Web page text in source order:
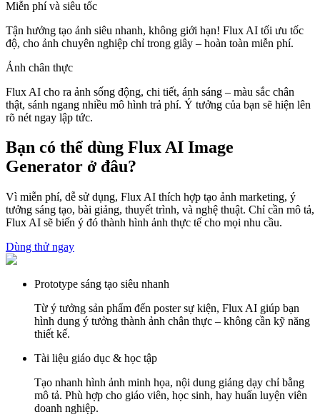
Miễn phí và siêu tốc
Tận hưởng tạo ảnh siêu nhanh, không giới hạn! Flux AI tối ưu tốc
độ, cho ảnh chuyên nghiệp chỉ trong giây – hoàn toàn miễn phí.
Ảnh chân thực
Flux AI cho ra ảnh sống động, chi tiết, ánh sáng – màu sắc chân
thật, sánh ngang nhiều mô hình trả phí. Ý tưởng của bạn sẽ hiện lên
rõ nét ngay lập tức.
Bạn có thể dùng Flux AI Image
Generator ở đâu?
Vì miễn phí, dễ sử dụng, Flux AI thích hợp tạo ảnh marketing, ý
tưởng sáng tạo, bài giảng, thuyết trình, và nghệ thuật. Chỉ cần mô tả,
Flux AI sẽ biến ý đó thành hình ảnh thực tế cho mọi nhu cầu.
Dùng thử ngay
Prototype sáng tạo siêu nhanh
Từ ý tưởng sản phẩm đến poster sự kiện, Flux AI giúp bạn
hình dung ý tưởng thành ảnh chân thực – không cần kỹ năng
thiết kế.
Tài liệu giáo dục & học tập
Tạo nhanh hình ảnh minh họa, nội dung giảng dạy chỉ bằng
mô tả. Phù hợp cho giáo viên, học sinh, hay huấn luyện viên
doanh nghiệp.